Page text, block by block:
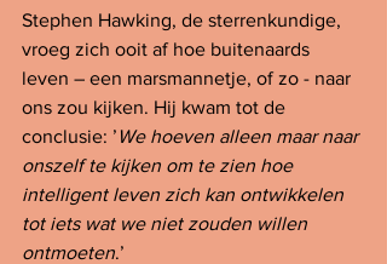
Stephen Hawking, de sterrenkundige,
vroeg zich ooit af hoe buitenaards
leven – een marsmannetje, of zo - naar
ons zou kijken. Hij kwam tot de
conclusie: ’ We hoeven alleen maar naar
onszelf te kijken om te zien hoe
intelligent leven zich kan ontwikkelen
tot iets wat we niet zouden willen
ontmoeten.’